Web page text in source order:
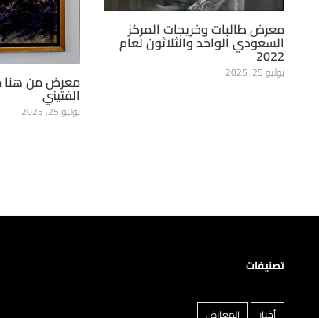
معرض من هنا
الفتيني
يوليو 25, 2025
معرض طالبات وخريجات المركز
السعودي الواحد والثلاثون لعام
2022
يوليو 25, 2025
تصنيفات